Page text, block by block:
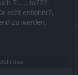
T.......to???,
echt entlohnt?,
zu werden,
dies.